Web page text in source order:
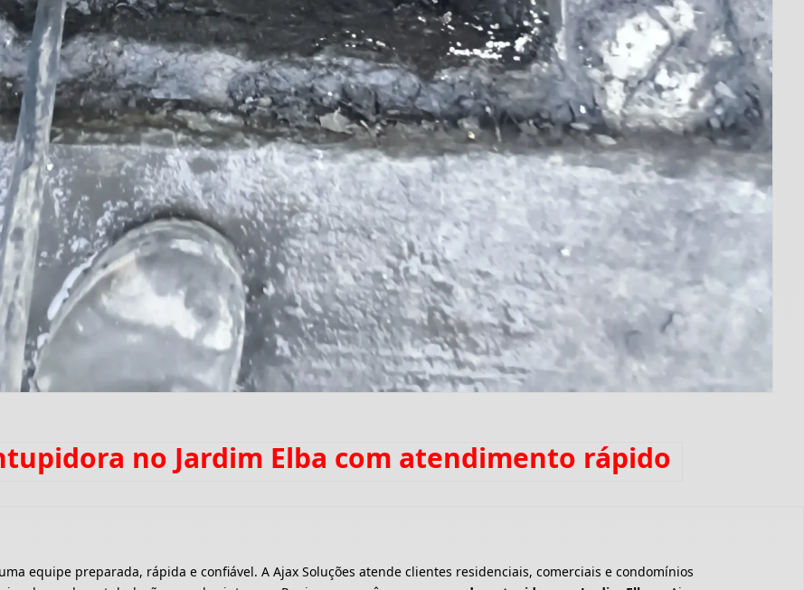
no Jardim Elba com atendimento rápido
equipe preparada, rápida e confiável. A Ajax Soluções atende clientes residenciais, comerciais e condomínios